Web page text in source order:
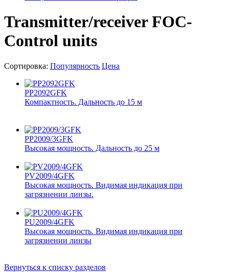
Transmitter/receiver FOC-
Control units
Сортировка: Популярность Цена
PP2092GFK
Компактность. Дальность до 15 м
PP2009/3GFK
Высокая мощность. Дальность до 25 м
PV2009/4GFK
Высокая мощность. Видимая индикация при
загрязнении линзы.
PU2009/4GFK
Высокая мощность. Видимая индикация при
загрязнении линзы
Вернуться к списку разделов